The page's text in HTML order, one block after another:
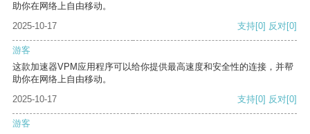
助你在网络上自由移动。
2025-10-17
支持[0] 反对[0]
游客
这款加速器VPM应用程序可以给你提供最高速度和安全性的连接，并帮
助你在网络上自由移动。
2025-10-17
支持[0] 反对[0]
游客